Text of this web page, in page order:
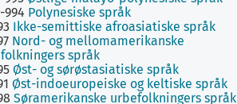
994 Polynesiske språk
Ikke-semittiske afroasiatiske språk
Nord- og mellomamerikanske
språk
Øst- og sørøstasiatiske språk
Øst-indoeuropeiske og keltiske språk
Søramerikanske urbefolkningers språk